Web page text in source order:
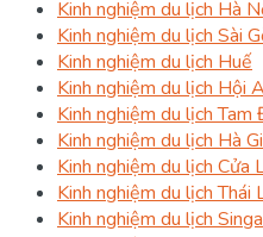
Kinh nghiệm du lịch Hà
Kinh nghiệm du lịch Sài
Kinh nghiệm du lịch Huế
Kinh nghiệm du lịch Hội
Kinh nghiệm du lịch
Kinh nghiệm du lịch Hà
Kinh nghiệm du lịch Cửa
Kinh nghiệm du lịch Thái
Kinh nghiệm du lịch